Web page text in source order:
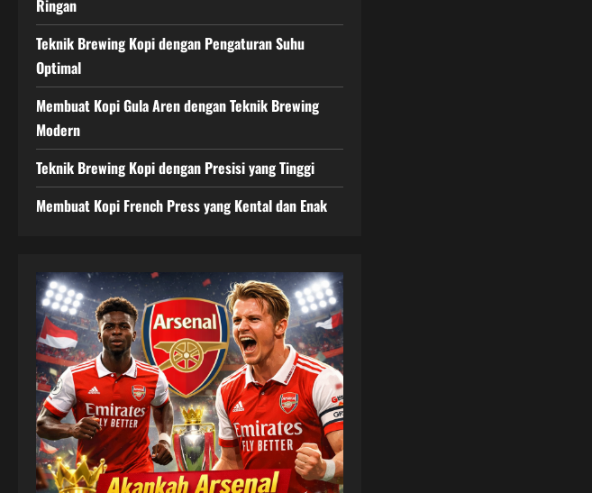
Ringan
Teknik Brewing Kopi dengan Pengaturan Suhu
Optimal
Membuat Kopi Gula Aren dengan Teknik Brewing
Modern
Teknik Brewing Kopi dengan Presisi yang Tinggi
Membuat Kopi French Press yang Kental dan Enak